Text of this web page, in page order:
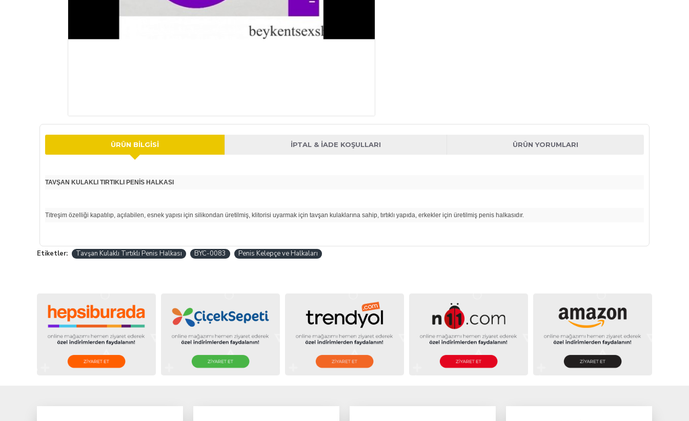
ÜRÜN BILGISI İPTAL & İADE KOŞULLARI ÜRÜN YORUMLARI
TAVŞAN KULAKLI TIRTIKLI PENİS HALKASI
Titreşim özelliği kapatılıp, açılabilen, esnek yapısı için silikondan üretilmiş, klitorisi uyarmak için tavşan kulaklarına sahip, tırtıklı yapıda, erkekler için üretilmiş penis halkasıdır.
Etiketler: Tavşan Kulaklı Tırtıklı Penis Halkası BYC-0083 Penis Kelepçe ve Halkaları